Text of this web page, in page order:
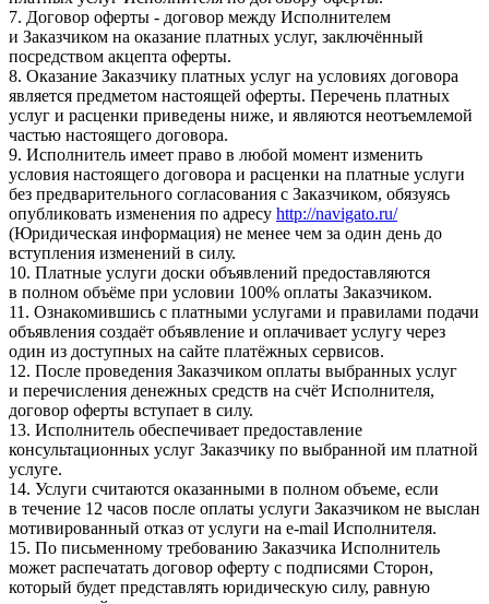
7. Договор оферты - договор между Исполнителем
и Заказчиком на оказание платных услуг, заключённый
посредством акцепта оферты.
8. Оказание Заказчику платных услуг на условиях договора
является предметом настоящей оферты. Перечень платных
услуг и расценки приведены ниже, и являются неотъемлемой
частью настоящего договора.
9. Исполнитель имеет право в любой момент изменить
условия настоящего договора и расценки на платные услуги
без предварительного согласования с Заказчиком, обязуясь
опубликовать изменения по адресу http://navigato.ru/
(Юридическая информация) не менее чем за один день до
вступления изменений в силу.
10. Платные услуги доски объявлений предоставляются
в полном объёме при условии 100% оплаты Заказчиком.
11. Ознакомившись с платными услугами и правилами подачи
объявления создаёт объявление и оплачивает услугу через
один из доступных на сайте платёжных сервисов.
12. После проведения Заказчиком оплаты выбранных услуг
и перечисления денежных средств на счёт Исполнителя,
договор оферты вступает в силу.
13. Исполнитель обеспечивает предоставление
консультационных услуг Заказчику по выбранной им платной
услуге.
14. Услуги считаются оказанными в полном объеме, если
в течение 12 часов после оплаты услуги Заказчиком не выслан
мотивированный отказ от услуги на e-mail Исполнителя.
15. По письменному требованию Заказчика Исполнитель
может распечатать договор оферту с подписями Сторон,
который будет представлять юридическую силу, равную